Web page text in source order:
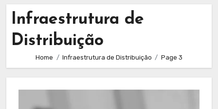
Infraestrutura de
Distribuição
Home Infraestrutura de Distribuição Page 3